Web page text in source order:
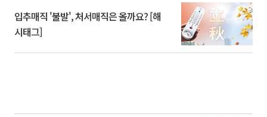
입추매직 '불발', 처서매직은 올까요? [해
시태그]